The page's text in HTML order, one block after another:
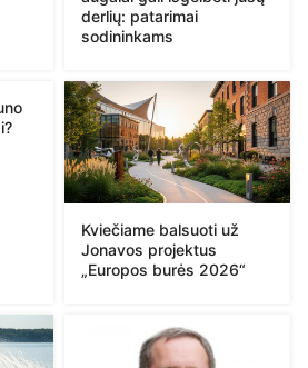
derlių: patarimai
sodininkams
Kviečiame balsuoti už
Jonavos projektus
„Europos burės 2026“